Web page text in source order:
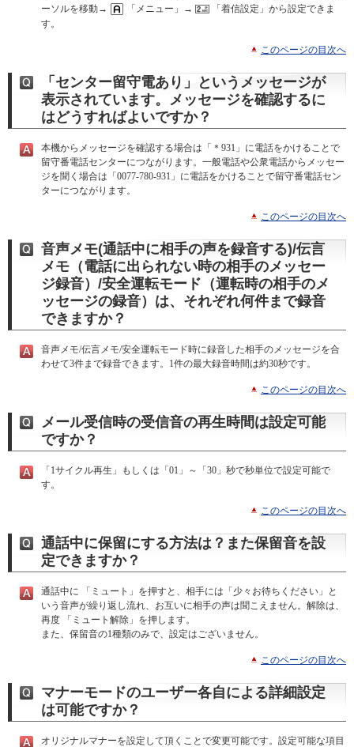
ーソルを移動→
「メニュー」→
「着信設定」から設定できま
す。
このページの目次へ
「センター留守電あり」というメッセージが
表示されています。メッセージを確認するに
はどうすればよいですか？
本機からメッセージを確認する場合は「＊931」に電話をかけることで
留守番電話センターにつながります。一般電話や公衆電話からメッセー
ジを聞く場合は「0077-780-931」に電話をかけることで留守番電話セン
ターにつながります。
このページの目次へ
音声メモ(通話中に相手の声を録音する)/伝言
メモ（電話に出られない時の相手のメッセー
ジ録音）/安全運転モード（運転時の相手のメ
ッセージの録音）は、それぞれ何件まで録音
できますか？
音声メモ/伝言メモ/安全運転モード時に録音した相手のメッセージを合
わせて3件まで録音できます。1件の最大録音時間は約30秒です。
このページの目次へ
メール受信時の受信音の再生時間は設定可能
ですか？
「1サイクル再生」もしくは「01」～「30」秒で秒単位で設定可能で
す。
このページの目次へ
通話中に保留にする方法は？また保留音を設
定できますか？
通話中に 「ミュート」を押すと、相手には「少々お待ちください」と
いう音声が繰り返し流れ、お互いに相手の声は聞こえません。解除は、
再度 「ミュート解除」を押します。
また、保留音の1種類のみで、設定はございません。
このページの目次へ
マナーモードのユーザー各自による詳細設定
は可能ですか？
オリジナルマナーを設定して頂くことで変更可能です。設定可能な項目